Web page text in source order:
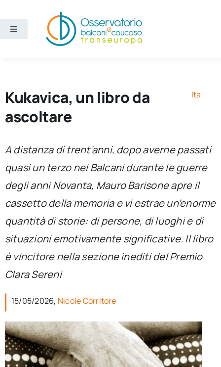
contenuto
Toggle
Ricerca e divulgazione
Sezioni
Chi siamo
per:
Newsletter
Kukavica, un libro da
ascoltare
Ita
A distanza di trent’anni, dopo averne passati
quasi un terzo nei Balcani durante le guerre
degli anni Novanta, Mauro Barisone apre il
cassetto della memoria e vi estrae un’enorme
quantità di storie: di persone, di luoghi e di
situazioni emotivamente significative. Il libro
è vincitore nella sezione inediti del Premio
Clara Sereni
15/05/2026, Nicole Corritore